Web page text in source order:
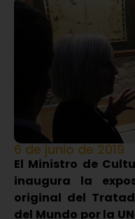
6 de junio de 2019
El Ministro de
inaugura la
original del
del Mundo por la